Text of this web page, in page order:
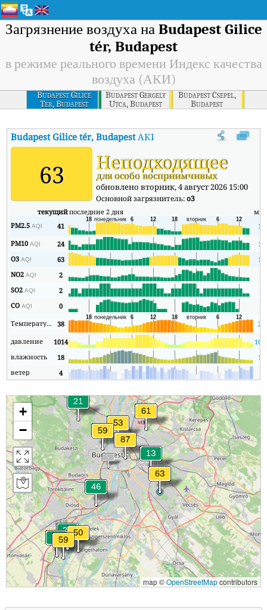
Загрязнение воздуха на Budapest Gilice
tér, Budapest
в режиме реального времени Индекс качества
воздуха (АКИ)
Budapest Gilice
Ter, Budapest
Budapest Gergely
Utca, Budapest
Budapest Csepel,
Budapest
Budapest Gilice tér, BudapestАКИ В режиме реального
63 Неподходящее
для особо восприимчивых
обновлено вторник, 4 август 2026 15:00
Основной загрязнитель:o3
текущийпоследние 2 дня
PM2.5AQI 41
16
PM10AQI 24
10
O3AQI 63
15
NO2AQI 2
SO2AQI 2
COAQI 0
Температура
38
20
давление
1014
влажность
18
18
ветер
4
+
−
map ©OpenStreetMapcontributors